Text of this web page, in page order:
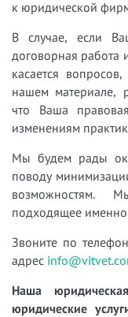
к юридической
В случае, если
договорная работа
касается
нашем материале,
что Ваша
изменениям
Мы будем рады
поводу
возможностям.
подходящее именно
Звоните по
адрес
Наша
юридические